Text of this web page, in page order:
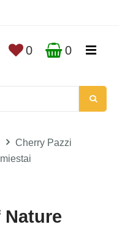
0 0
Cherry Pazzi
Nature